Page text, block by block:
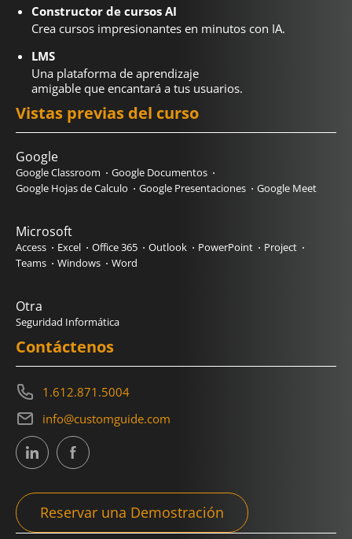
Constructor de cursos AI
Crea cursos impresionantes en minutos con IA.
LMS
Una plataforma de aprendizaje
amigable que encantará a tus usuarios.
Vistas previas del curso
Google
Google Classroom
Google Documentos
Google Hojas de Calculo
Google Presentaciones Google Meet
Microsoft
Access Excel Office 365 Outlook PowerPoint
Project
Teams
Windows Word
Otra
Seguridad Informática
Contáctenos
1.612.871.5004
info@customguide.com
Reservar una Demostración